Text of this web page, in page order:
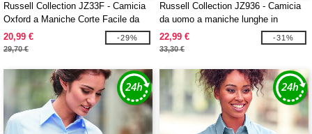
Russell Collection JZ33F - Camicia
Oxford a Maniche Corte Facile da
Curare da Donna
20,99 €
29,70 €
-29%
Russell Collection JZ936 - Camicia
da uomo a maniche lunghe in
popeline di puro cotone facile da
curare
22,99 €
33,30 €
-31%